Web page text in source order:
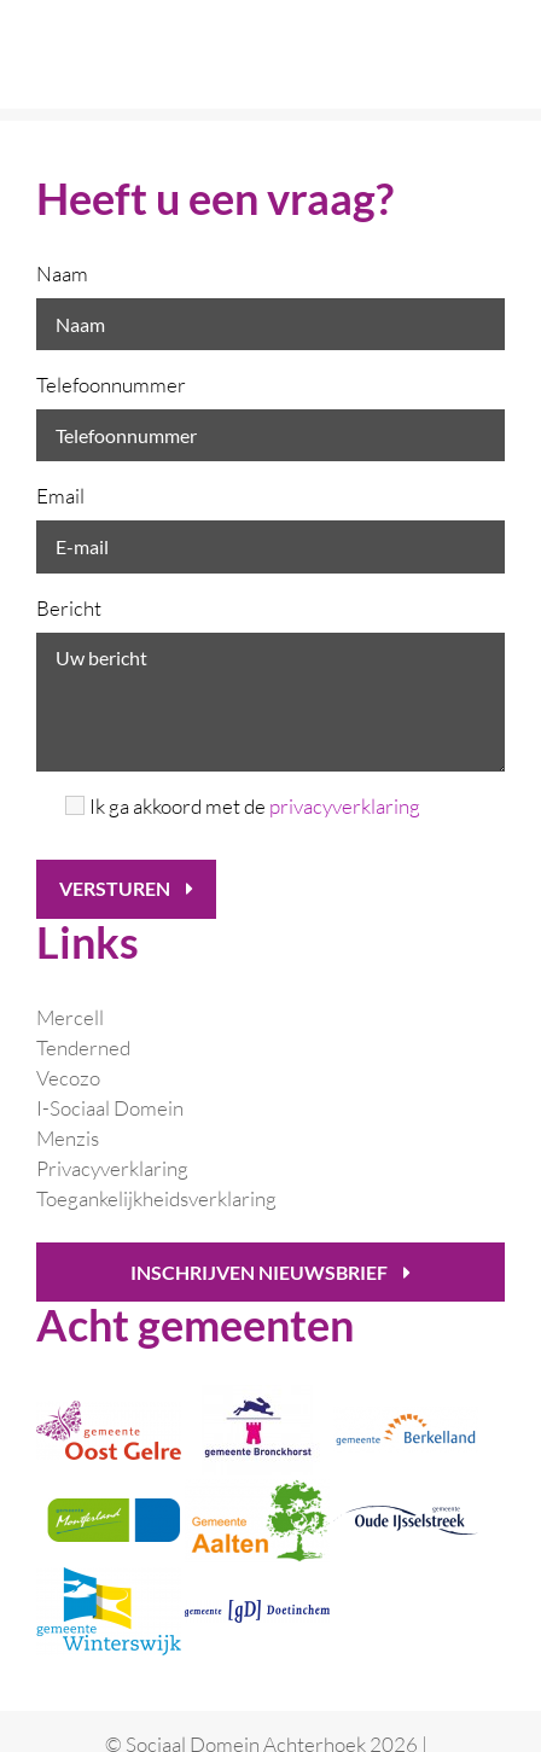
Heeft u een vraag?
Naam
Telefoonnummer
Email
Bericht
Ik ga akkoord met de privacyverklaring
VERSTUREN
Links
Mercell
Tenderned
Vecozo
I-Sociaal Domein
Menzis
Privacyverklaring
Toegankelijkheidsverklaring
INSCHRIJVEN NIEUWSBRIEF
Acht gemeenten
© Sociaal Domein Achterhoek 2026 |